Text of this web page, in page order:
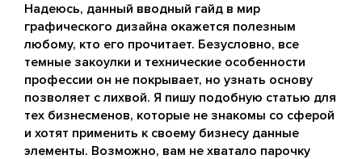
Надеюсь, данный вводный гайд в мир
графического дизайна окажется полезным
любому, кто его прочитает. Безусловно, все
темные закоулки и технические особенности
профессии он не покрывает, но узнать основу
позволяет с лихвой. Я пишу подобную статью для
тех бизнесменов, которые не знакомы со сферой
и хотят применить к своему бизнесу данные
элементы. Возможно, вам не хватало парочку